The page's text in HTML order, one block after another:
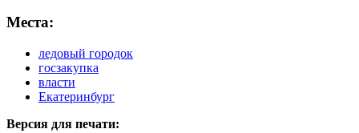
Места:
ледовый городок
госзакупка
власти
Екатеринбург
Версия для печати: